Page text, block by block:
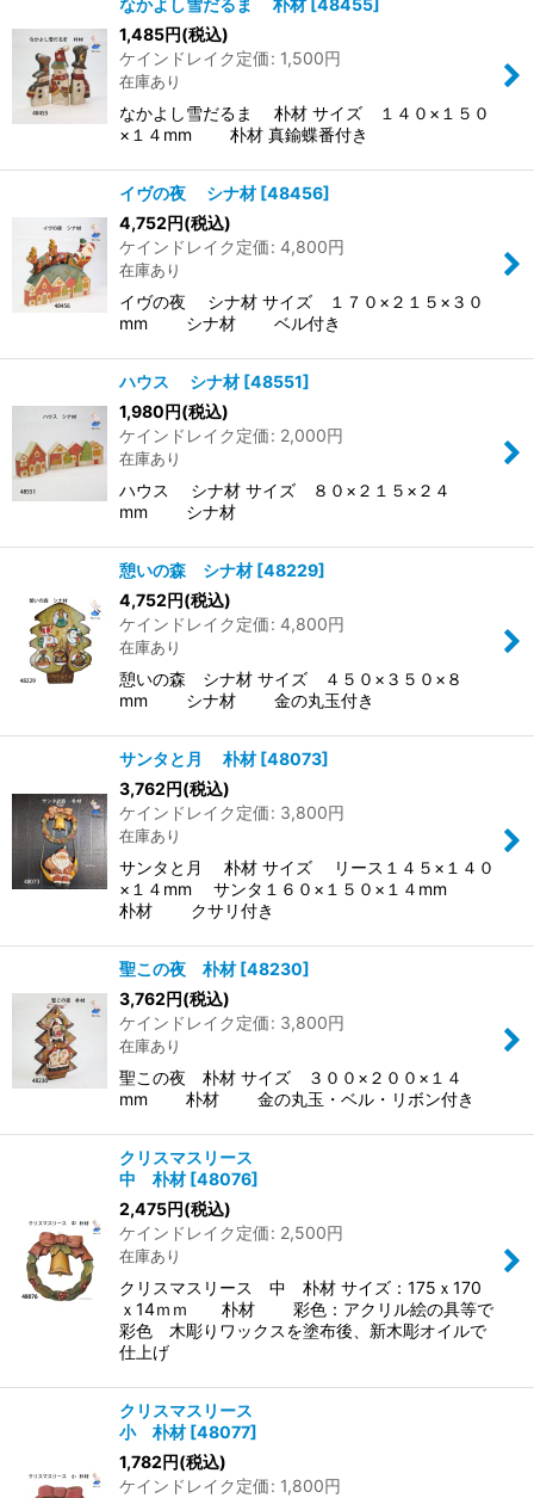
なかよし雪だるま 朴材 48455
1,485円(税込)
ケインドレイク定価: 1,500円
在庫あり
なかよし雪だるま 朴材 サイズ １４０×１５０
×１４mm 朴材 真鍮蝶番付き
イヴの夜 シナ材 [48456]
4,752円(税込)
ケインドレイク定価: 4,800円
在庫あり
イヴの夜 シナ材 サイズ １７０×２１５×３０
mm シナ材 ベル付き
ハウス シナ材 [48551]
1,980円(税込)
ケインドレイク定価: 2,000円
在庫あり
ハウス シナ材 サイズ ８０×２１５×２４
mm シナ材
憩いの森 シナ材 [48229]
4,752円(税込)
ケインドレイク定価: 4,800円
在庫あり
憩いの森 シナ材 サイズ ４５０×３５０×８
mm シナ材 金の丸玉付き
サンタと月 朴材 [48073]
3,762円(税込)
ケインドレイク定価: 3,800円
在庫あり
サンタと月 朴材 サイズ リース１４５×１４０
×１４mm サンタ１６０×１５０×１４mm
朴材 クサリ付き
聖この夜 朴材 [48230]
3,762円(税込)
ケインドレイク定価: 3,800円
在庫あり
聖この夜 朴材 サイズ ３００×２００×１４
mm 朴材 金の丸玉・ベル・リボン付き
クリスマスリース
中 朴材 [48076]
2,475円(税込)
ケインドレイク定価: 2,500円
在庫あり
クリスマスリース 中 朴材 サイズ：175ｘ170
ｘ14ｍｍ 朴材 彩色：アクリル絵の具等で
彩色 木彫りワックスを塗布後、新木彫オイルで
仕上げ
クリスマスリース
小 朴材 [48077]
1,782円(税込)
ケインドレイク定価: 1,800円